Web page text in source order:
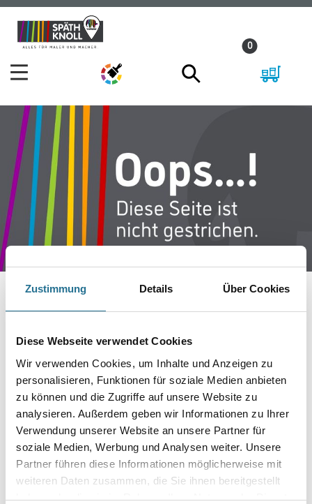
Zustimmung Details Über Cookies
Diese Webseite verwendet Cookies
Wir verwenden Cookies, um Inhalte und Anzeigen zu
personalisieren, Funktionen für soziale Medien anbieten
zu können und die Zugriffe auf unsere Website zu
analysieren. Außerdem geben wir Informationen zu Ihrer
Verwendung unserer Website an unsere Partner für
soziale Medien, Werbung und Analysen weiter. Unsere
Partner führen diese Informationen möglicherweise mit
weiteren Daten zusammen, die Sie ihnen bereitgestellt
haben oder die sie im Rahmen Ihrer Nutzung der Dienste
Zum
Inhalt
Zum
Navigationsmenü
0
IST AUFGETRETEN
Keine Sorge, wir pinseln schon an der Lösung und
werden das Problem so schnell wie möglich beheben.
Erkunden Sie in der Zwischenzeit unseren Online-Shop
und lassen Sie sich inspirieren.
ZURÜCK ZUM ONLINE-SHOP